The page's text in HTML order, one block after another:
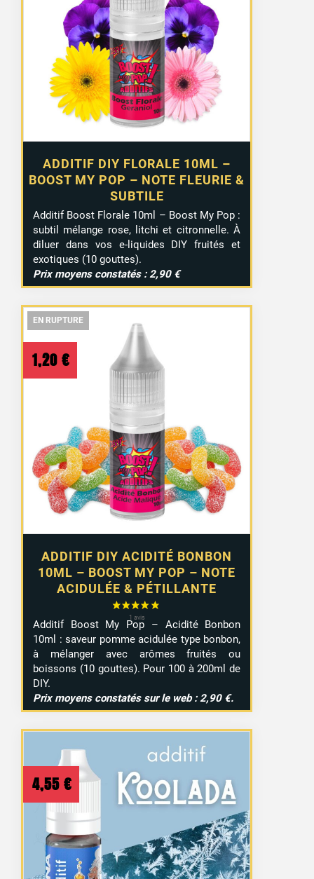
ADDITIF DIY FLORALE 10ML –
BOOST MY POP – NOTE FLEURIE &
SUBTILE
Additif Boost Florale 10ml – Boost My Pop :
subtil mélange rose, litchi et citronnelle. À
diluer dans vos e-liquides DIY fruités et
exotiques (10 gouttes).
Prix moyens constatés : 2,90 €
EN RUPTURE
EN RUPTURE
ADDITIF DIY ACIDITÉ BONBON
10ML – BOOST MY POP – NOTE
ACIDULÉE & PÉTILLANTE
1,20 €
Additif Boost My Pop – Acidité Bonbon
10ml : saveur pomme acidulée type bonbon,
à mélanger avec arômes fruités ou
boissons (10 gouttes). Pour 100 à 200ml de
DIY.
Prix moyens constatés sur le web : 2,90 €.
EN RUPTURE
4,55 €